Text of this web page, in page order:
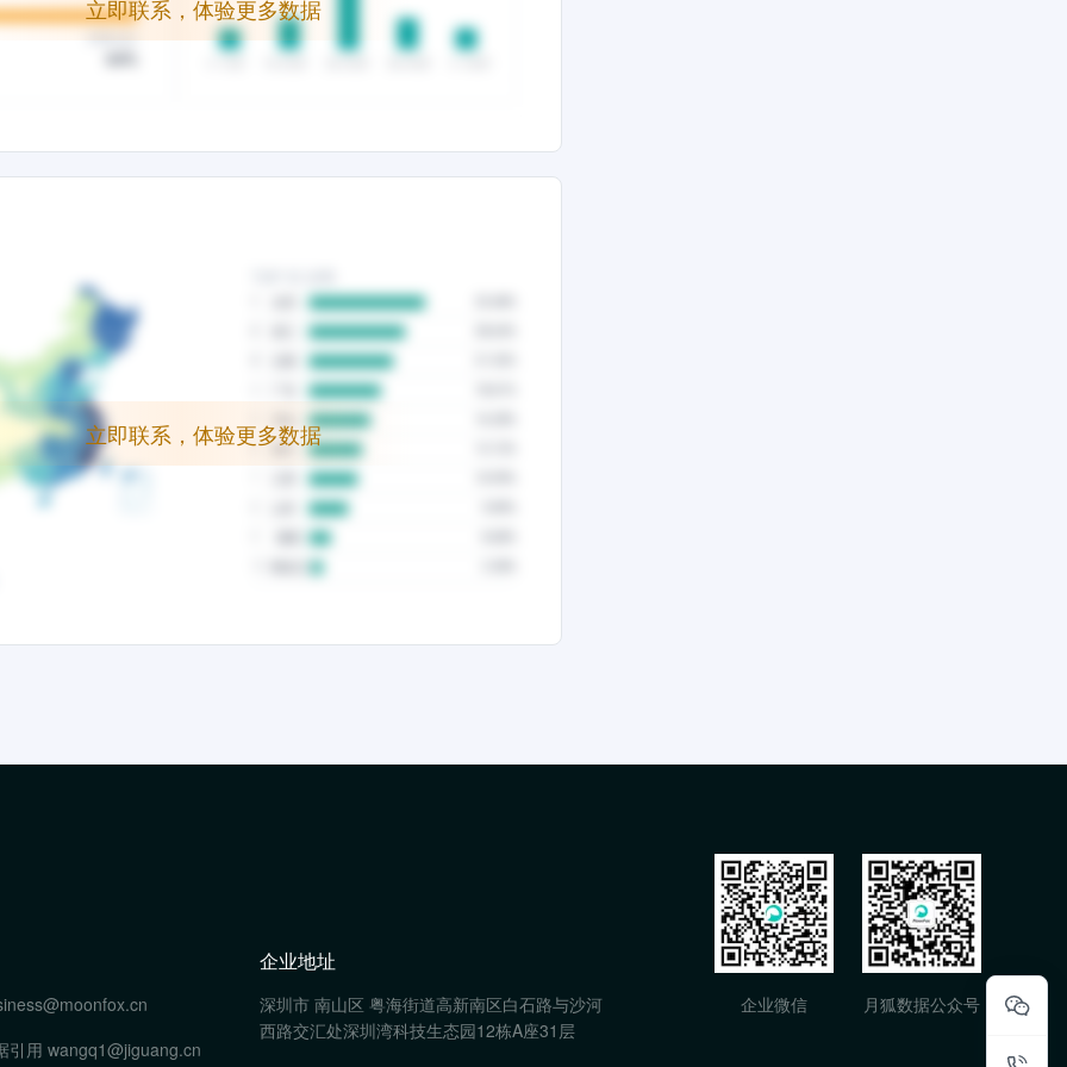
立即联系，体验更多数据
立即联系，体验更多数据
引用 wangq1@jiguang.cn
企业地址
深圳市 南山区 粤海街道高新南区白石路与沙河
西路交汇处深圳湾科技生态园12栋A座31层
企业微信 月狐数据公众号